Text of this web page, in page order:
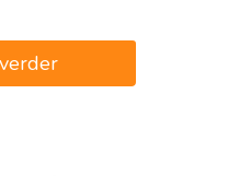
€391,76.